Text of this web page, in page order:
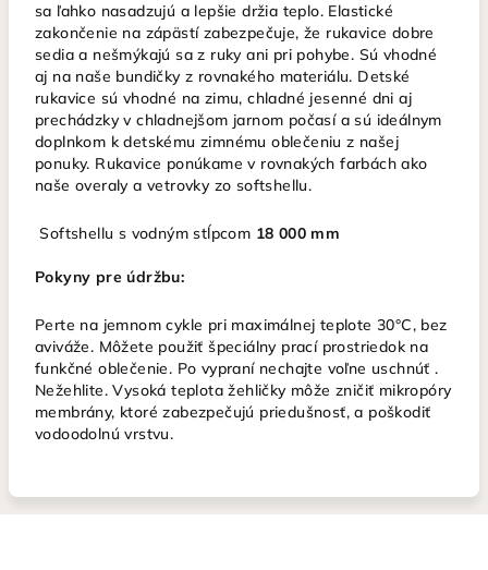
sa ľahko nasadzujú a lepšie držia teplo. Elastické
zakončenie na zápästí zabezpečuje, že rukavice dobre
sedia a nešmýkajú sa z ruky ani pri pohybe. Sú vhodné
aj na naše bundičky z rovnakého materiálu. Detské
rukavice sú vhodné na zimu, chladné jesenné dni aj
prechádzky v chladnejšom jarnom počasí a sú ideálnym
doplnkom k detskému zimnému oblečeniu z našej
ponuky. Rukavice ponúkame v rovnakých farbách ako
naše overaly a vetrovky zo softshellu.
Softshellu s vodným stĺpcom 18 000 mm
Pokyny pre údržbu:
Perte na jemnom cykle pri maximálnej teplote 30°C, bez
aviváže. Môžete použiť špeciálny prací prostriedok na
funkčné oblečenie. Po vypraní nechajte voľne uschnúť .
Nežehlite. Vysoká teplota žehličky môže zničiť mikropóry
membrány, ktoré zabezpečujú priedušnosť, a poškodiť
vodoodolnú vrstvu.